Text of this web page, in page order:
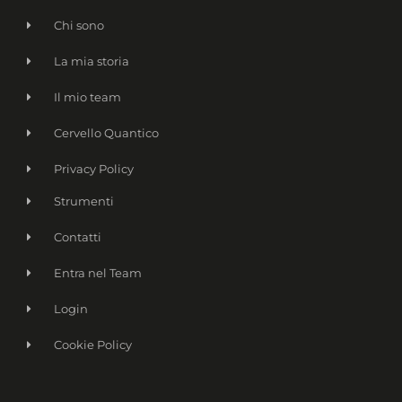
Chi sono
La mia storia
Il mio team
Cervello Quantico
Privacy Policy
Strumenti
Contatti
Entra nel Team
Login
Cookie Policy